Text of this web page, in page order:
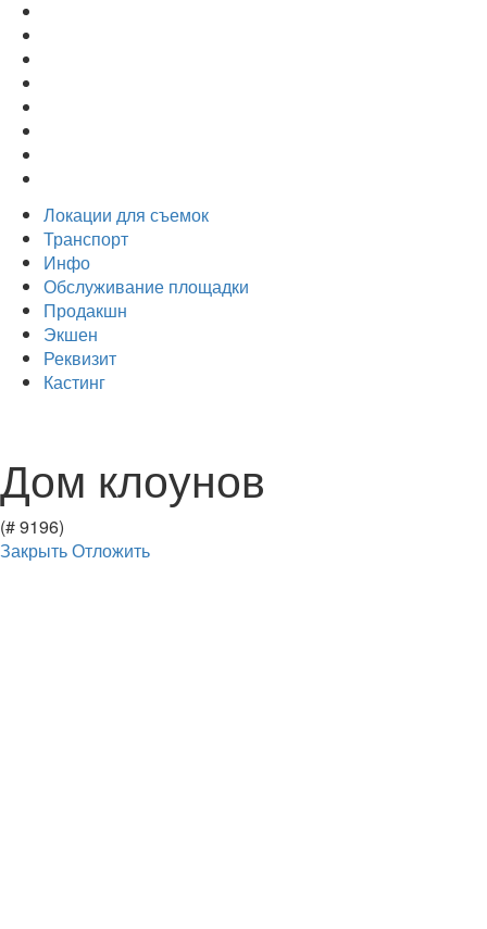
Локации для съемок
Транспорт
Инфо
Обслуживание площадки
Продакшн
Экшен
Реквизит
Кастинг
Дом клоунов
(# 9196)
ЗакрытьОтложить